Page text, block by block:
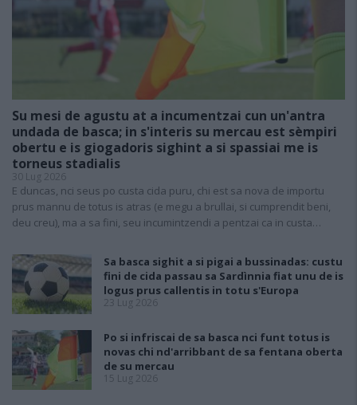
Su mesi de agustu at a incumentzai cun un'antra
undada de basca; in s'interis su mercau est sèmpiri
obertu e is giogadoris sighint a si spassiai me is
torneus stadialis
30 Lug 2026
E duncas, nci seus po custa cida puru, chi est sa nova de importu
prus mannu de totus is atras (e megu a brullai, si cumprendit beni,
deu creu), ma a sa fini, seu incumintzendi a pentzai ca in custa…
Sa basca sighit a si pigai a bussinadas: custu
fini de cida passau sa Sardìnnia fiat unu de is
logus prus callentis in totu s'Europa
23 Lug 2026
Po si infriscai de sa basca nci funt totus is
novas chi nd'arribbant de sa fentana oberta
de su mercau
15 Lug 2026